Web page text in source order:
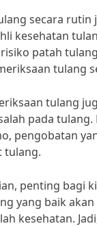
secara
kesehatan
patah
tulang
tulang
pada
pengobatan
tulang.
penting bagi
yang baik
kesehatan.